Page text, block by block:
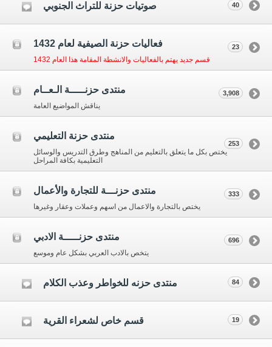
صوتيات حزنة للتراث الجنوبي 40
فعاليات حزنة الصيفية لعام 1432
قسم جديد يهتم بالفعاليات والانشطة المقامة هذا العام 1432
23
منتدى حزنـــــة الـعــام
يناقش المواضيع العامة
3,908
منتدى حزنة التعليمي
يختص بكل ما يتعلق بالتعليم من المناهج وطرق التدريس والوسائل
التعليمية بكافة المراحل
253
منتدى حزنـــة للتجارة والأعمال
يختص بالتجارة والاعمال من اسهم وعملات وعقار وغيرها
333
منتدى حزنـــــة الادبي
يتخص بالادب العربي بشكل عام وموسع
696
منتدى حزنه للخواطر وعذب الكلام 84
قسم خاص لشعراء القرية 19